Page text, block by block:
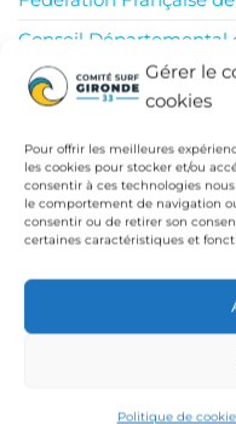
Gérer le
cookies
Pour offrir les meilleures
les cookies pour stocker et/ou
consentir à ces technologies
le comportement de navigation
consentir ou de retirer son
certaines caractéristiques et
Politique de
Conseil Départemental
Ligue de Surf de